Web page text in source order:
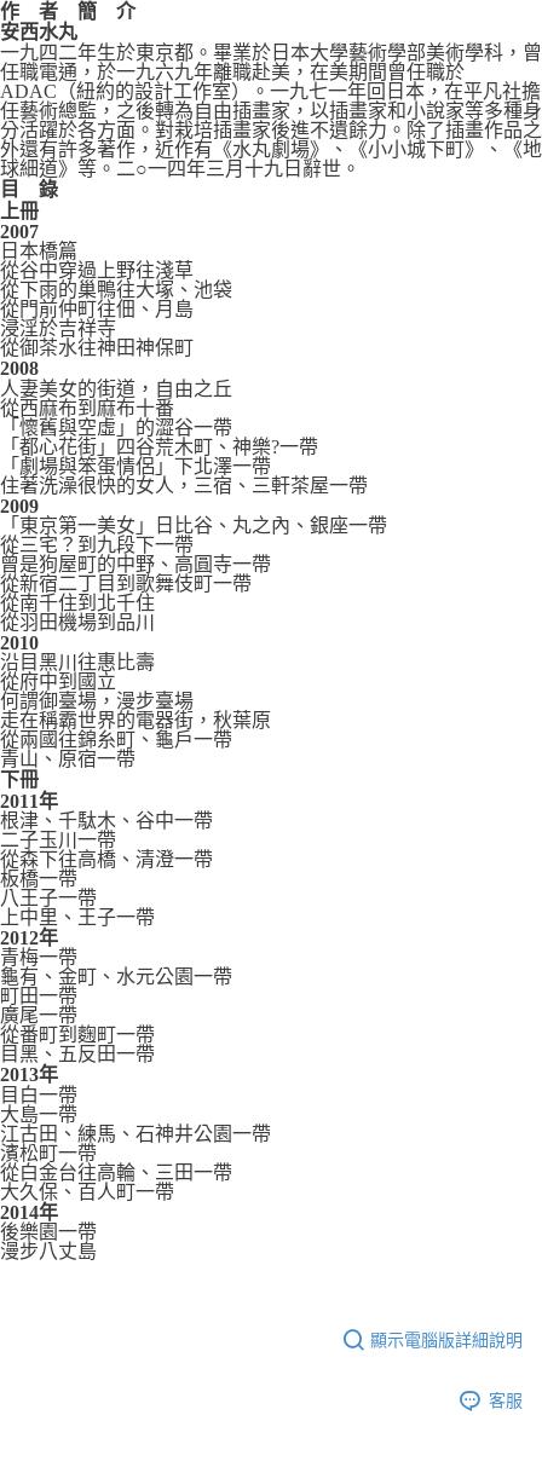
作 者 簡 介
安西水丸
一九四二年生於東京都。畢業於日本大學藝術學部美術學科，曾
任職電通，於一九六九年離職赴美，在美期間曾任職於
ADAC（紐約的設計工作室）。一九七一年回日本，在平凡社擔
任藝術總監，之後轉為自由插畫家，以插畫家和小說家等多種身
分活躍於各方面。對栽培插畫家後進不遺餘力。除了插畫作品之
外還有許多著作，近作有《水丸劇場》、《小小城下町》、《地
球細道》等。二○一四年三月十九日辭世。
目
錄
上冊
2007
日本橋篇
從谷中穿過上野往淺草
從下雨的巢鴨往大塚、池袋
從門前仲町往佃、月島
浸淫於吉祥寺
從御茶水往神田神保町
2008
人妻美女的街道，自由之丘
從西麻布到麻布十番
「懷舊與空虛」的澀谷一帶
「都心花街」四谷荒木町、神樂?一帶
「劇場與笨蛋情侶」下北澤一帶
住著洗澡很快的女人，三宿、三軒茶屋一帶
2009
「東京第一美女」日比谷、丸之內、銀座一帶
從三宅？到九段下一帶
曾是狗屋町的中野、高圓寺一帶
從新宿二丁目到歌舞伎町一帶
從南千住到北千住
從羽田機場到品川
2010
沿目黑川往惠比壽
從府中到國立
何謂御臺場，漫步臺場
走在稱霸世界的電器街，秋葉原
從兩國往錦糸町、龜戶一帶
青山、原宿一帶
下冊
2011年
根津、千駄木、谷中一帶
二子玉川一帶
從森下往高橋、清澄一帶
板橋一帶
八王子一帶
上中里、王子一帶
2012年
青梅一帶
龜有、金町、水元公園一帶
町田一帶
廣尾一帶
從番町到麴町一帶
目黑、五反田一帶
2013年
目白一帶
大島一帶
江古田、練馬、石神井公園一帶
濱松町一帶
從白金台往高輪、三田一帶
大久保、百人町一帶
2014年
後樂園一帶
漫步八丈島
顯示電腦版詳細說明
客服